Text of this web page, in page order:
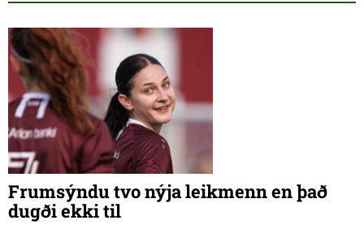
Frumsýndu tvo nýja leikmenn en það
dugði ekki til